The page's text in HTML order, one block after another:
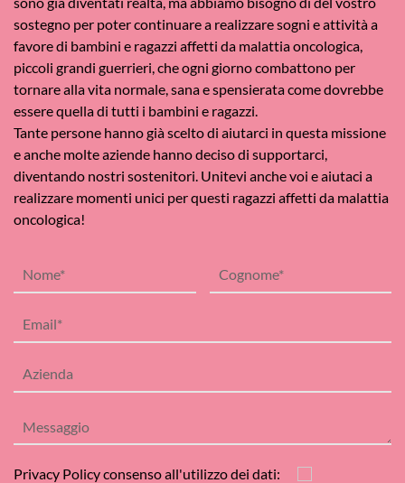
sostegno per poter continuare a realizzare sogni e attività a
favore di bambini e ragazzi affetti da malattia oncologica,
piccoli grandi guerrieri, che ogni giorno combattono per
tornare alla vita normale, sana e spensierata come dovrebbe
essere quella di tutti i bambini e ragazzi.
Tante persone hanno già scelto di aiutarci in questa missione
e anche molte aziende hanno deciso di supportarci,
diventando nostri sostenitori. Unitevi anche voi e aiutaci a
realizzare momenti unici per questi ragazzi affetti da malattia
oncologica!
Privacy Policyconsenso all'utilizzo dei dati: